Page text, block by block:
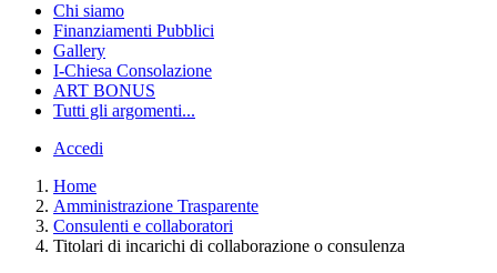
Chi siamo
Finanziamenti Pubblici
Gallery
I-Chiesa Consolazione
ART BONUS
Tutti gli argomenti...
Accedi
Home
Amministrazione Trasparente
Consulenti e collaboratori
Titolari di incarichi di collaborazione o consulenza